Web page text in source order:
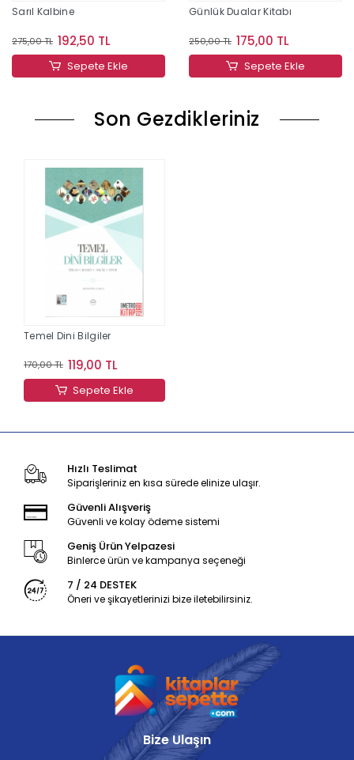
Sarıl Kalbine
275,00 TL 192,50 TL
Sepete Ekle
Günlük Dualar Kitabı
250,00 TL 175,00 TL
Sepete Ekle
Son Gezdikleriniz
Temel Dini Bilgiler
170,00 TL 119,00 TL
Sepete Ekle
Hızlı Teslimat
Siparişleriniz en kısa sürede elinize ulaşır.
Güvenli Alışveriş
Güvenli ve kolay ödeme sistemi
Geniş Ürün Yelpazesi
Binlerce ürün ve kampanya seçeneği
7 / 24 DESTEK
Öneri ve şikayetlerinizi bize iletebilirsiniz.
Bize Ulaşın